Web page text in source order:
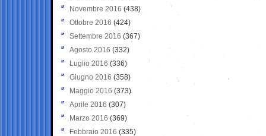
Novembre 2016 (438)
Ottobre 2016 (424)
Settembre 2016 (367)
Agosto 2016 (332)
Luglio 2016 (336)
Giugno 2016 (358)
Maggio 2016 (373)
Aprile 2016 (307)
Marzo 2016 (369)
Febbraio 2016 (335)